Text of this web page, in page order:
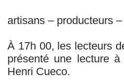
artisans – producteurs
À 17h 00, les lecteurs
présenté une lecture
Henri Cueco.